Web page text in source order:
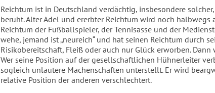
Reichtum ist in Deutschland verdächtig, insbesondere
beruht. Alter Adel und ererbter Reichtum wird noch halbwegs
Reichtum der Fußballspieler, der Tennisasse und der
wehe, jemand ist „neureich“ und hat seinen Reichtum durch
Risikobereitschaft, Fleiß oder auch nur Glück erworben. Dann
Wer seine Position auf der gesellschaftlichen Hühnerleiter
sogleich unlautere Machenschaften unterstellt. Er wird
relative Position der anderen verschlechtert.